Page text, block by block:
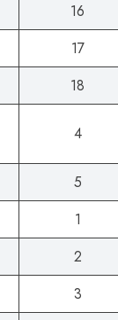
16
17
18
4
5
1
2
3